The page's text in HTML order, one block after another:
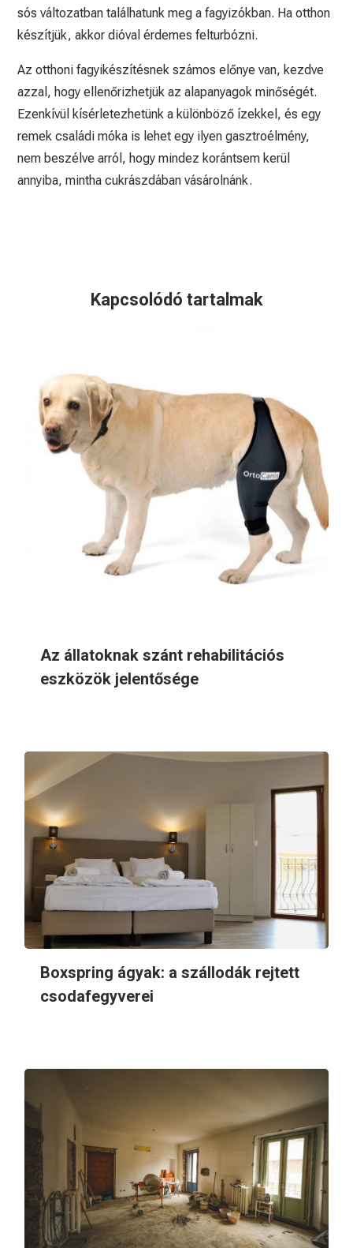
sós változatban találhatunk meg a fagyizókban. Ha otthon
készítjük, akkor dióval érdemes felturbózni.
Az otthoni fagyikészítésnek számos előnye van, kezdve
azzal, hogy ellenőrizhetjük az alapanyagok minőségét.
Ezenkívül kísérletezhetünk a különböző ízekkel, és egy
remek családi móka is lehet egy ilyen gasztroélmény,
nem beszélve arról, hogy mindez korántsem kerül
annyiba, mintha cukrászdában vásárolnánk.
Kapcsolódó tartalmak
Az állatoknak szánt rehabilitációs
eszközök jelentősége
Boxspring ágyak: a szállodák rejtett
csodafegyverei